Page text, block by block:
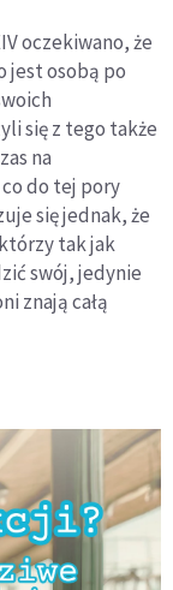
oczekiwano, że
jest osobą po
się z tego także
na
do tej pory
się jednak, że
tak jak
swój, jedynie
znają całą